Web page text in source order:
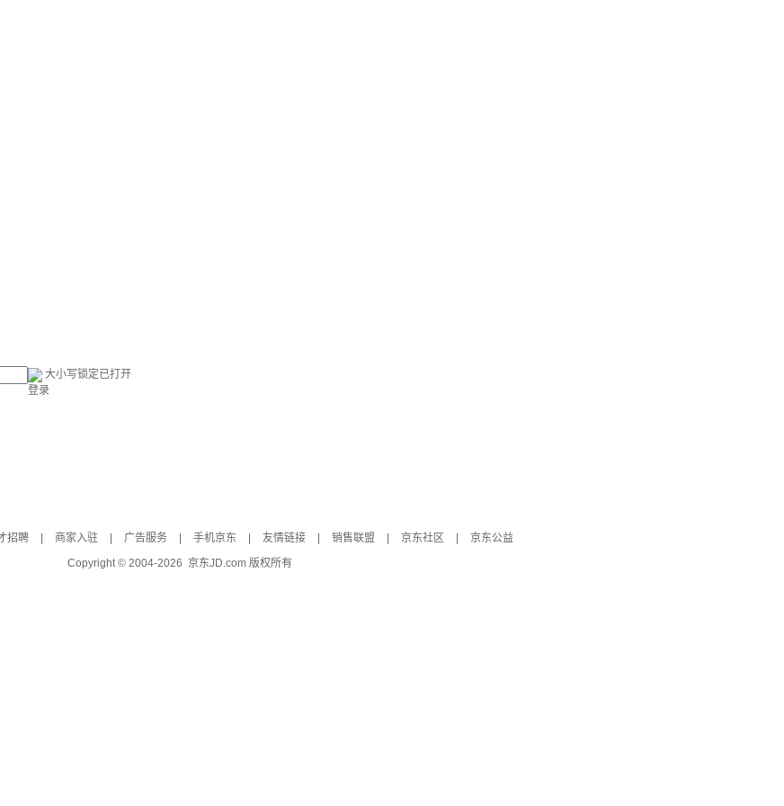
大小写锁定已打开
登录
招聘 商家入驻 广告服务 手机京东 友情链接 销售联盟 京东社区
京东公益
Copyright © 2004-2026 京东JD.com 版权所有